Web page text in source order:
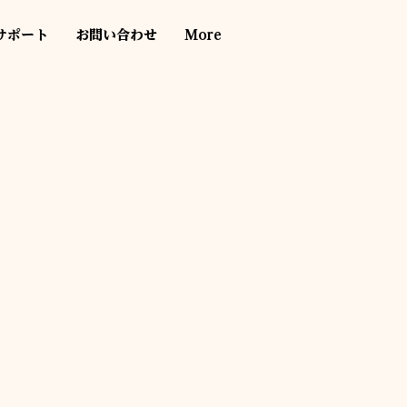
ポート お問い合わせ More